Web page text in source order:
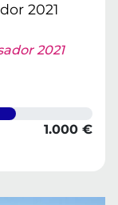
2021
2021
1.000 €